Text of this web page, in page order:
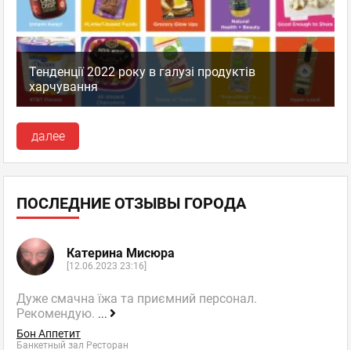
Тенденції 2022 року в галузі продуктів
харчування
далее
ПОСЛЕДНИЕ ОТЗЫВЫ ГОРОДА
Катерина Мисюра
[12.06.2023 23:16]
Дуже смачна їжа та приємний персонал.
Рекомендую. ...
Бон Аппетит
Банкетный зал Ресторан